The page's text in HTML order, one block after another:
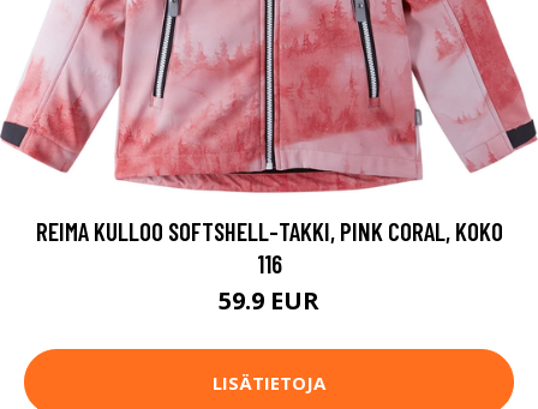
REIMA KULLOO SOFTSHELL-TAKKI, PINK CORAL, KOKO
116
59.9 EUR
LISÄTIETOJA